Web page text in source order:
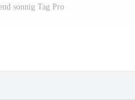
sonnig Tag Pro